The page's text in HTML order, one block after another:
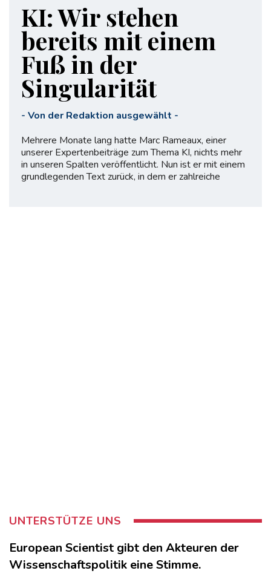
KI: Wir stehen
bereits mit einem
Fuß in der
Singularität
- Von der Redaktion ausgewählt -
Mehrere Monate lang hatte Marc Rameaux, einer
unserer Expertenbeiträge zum Thema KI, nichts mehr
in unseren Spalten veröffentlicht. Nun ist er mit einem
grundlegenden Text zurück, in dem er zahlreiche
UNTERSTÜTZE UNS
European Scientist gibt den Akteuren der
Wissenschaftspolitik eine Stimme.